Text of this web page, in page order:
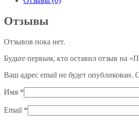
Отзывы
Отзывов пока нет.
Будьте первым, кто оставил отзыв на
Ваш адрес email не будет опубликован.
Имя *
Email *